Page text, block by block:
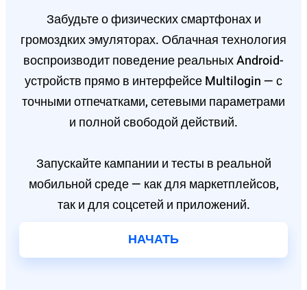
Забудьте о физических смартфонах и
громоздких эмуляторах. Облачная технология
воспроизводит поведение реальных Android-
устройств прямо в интерфейсе Multilogin — с
точными отпечатками, сетевыми параметрами
и полной свободой действий.
Запускайте кампании и тесты в реальной
мобильной среде — как для маркетплейсов,
так и для соцсетей и приложений.
НАЧАТЬ